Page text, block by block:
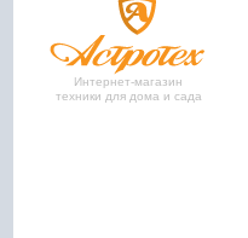
Интернет-магазин
техники для дома и сада